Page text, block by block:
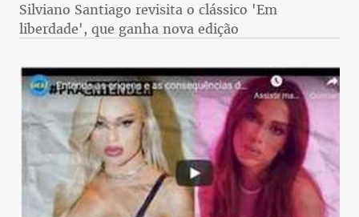
Silviano Santiago revisita o clássico 'Em
liberdade', que ganha nova edição